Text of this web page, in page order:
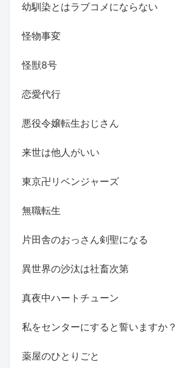
幼馴染とはラブコメにならない
怪物事変
怪獣8号
恋愛代行
悪役令嬢転生おじさん
来世は他人がいい
東京卍リベンジャーズ
無職転生
片田舎のおっさん剣聖になる
異世界の沙汰は社畜次第
真夜中ハートチューン
私をセンターにすると誓いますか？
薬屋のひとりごと